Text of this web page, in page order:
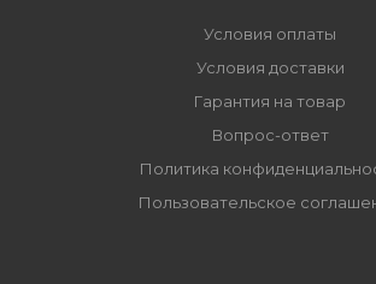
Условия оплаты
Условия доставки
Гарантия на товар
Вопрос-ответ
Политика
Пользовательское